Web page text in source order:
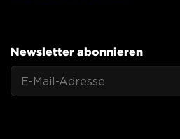
Newsletter abonnieren